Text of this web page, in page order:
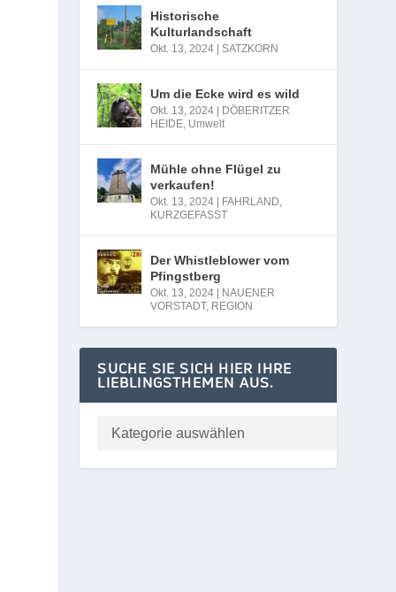
Historische
Kulturlandschaft
Okt. 13, 2024 |SATZKORN
Um die Ecke wird es wild
Okt. 13, 2024
DÖBERITZER
HEIDE, Umwelt
Mühle ohne Flügel zu
verkaufen!
Okt. 13, 2024 FAHRLAND,
KURZGEFASST
Der Whistleblower vom
Pfingstberg
Okt. 13, 2024
NAUENER
VORSTADT, REGION
SUCHE SIE SICH HIER IHRE
LIEBLINGSTHEMEN AUS.